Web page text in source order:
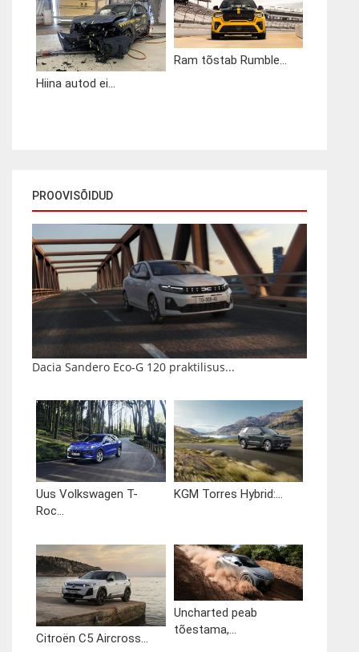
Hiina autod ei...
Ram tõstab Rumble...
PROOVISÕIDUD
Dacia Sandero Eco-G 120 praktilisus...
Uus Volkswagen T-
Roc...
KGM Torres Hybrid:...
Citroën C5 Aircross...
Uncharted peab
tõestama,...